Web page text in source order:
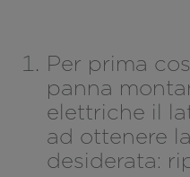
Per prima
panna
elettriche il
ad ottenere
desiderata: